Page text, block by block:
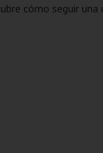
cómo seguir